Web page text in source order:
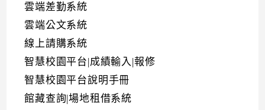
雲端差勤系統
雲端公文系統
線上請購系統
智慧校園平台|成績輸入|報修
智慧校園平台說明手冊
館藏查詢|場地租借系統